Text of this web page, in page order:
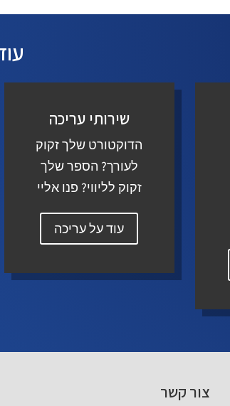
שירותי עריכה
הדוקטורט שלך זקוק
לעורך? הספר שלך
זקוק לליווי? פנו אליי
עוד על עריכה
צור קשר